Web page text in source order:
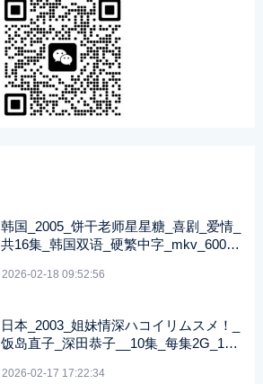
韩国_2005_饼干老师星星糖_喜剧_爱情_
共16集_韩国双语_硬繁中字_mkv_600兆
2026-02-18 09:52:56
日本_2003_姐妹情深ハコイリムスメ！_
饭岛直子_深田恭子__10集_每集2G_108
2026-02-17 17:22:34